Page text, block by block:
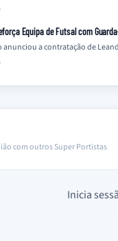
Equipa de Futsal com
anunciou a contratação de
com outros Super Portistas
Inicia